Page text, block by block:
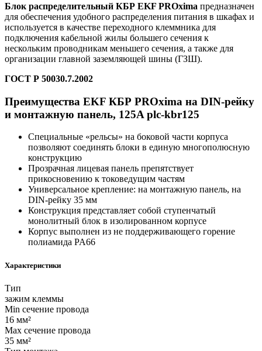
Блок распределительный КБР EKF PROxima предназначен
для обеспечения удобного распределения питания в шкафах и
используется в качестве переходного клеммника для
подключения кабельной жилы большего сечения к
нескольким проводникам меньшего сечения, а также для
организации главной заземляющей шины (ГЗШ).
ГОСТ Р 50030.7.2002
Преимущества EKF КБР PROxima на DIN-рейку
и монтажную панель, 125A plc-kbr125
Специальные «рельсы» на боковой части корпуса
позволяют соединять блоки в единую многополюсную
конструкцию
Прозрачная лицевая панель препятствует
прикосновению к токоведущим частям
Универсальное крепление: на монтажную панель, на
DIN-рейку 35 мм
Конструкция представляет собой ступенчатый
монолитный блок в изолированном корпусе
Корпус выполнен из не поддерживающего горение
полиамида PA66
Характеристики
Тип
зажим клеммы
Min сечение провода
16 мм²
Max сечение провода
35 мм²